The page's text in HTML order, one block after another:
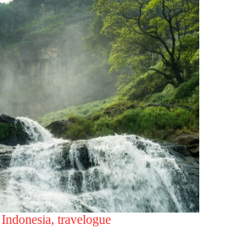
Indonesia, travelogue